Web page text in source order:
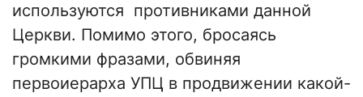
используются противниками данной
Церкви. Помимо этого, бросаясь
громкими фразами, обвиняя
первоиерарха УПЦ в продвижении какой-